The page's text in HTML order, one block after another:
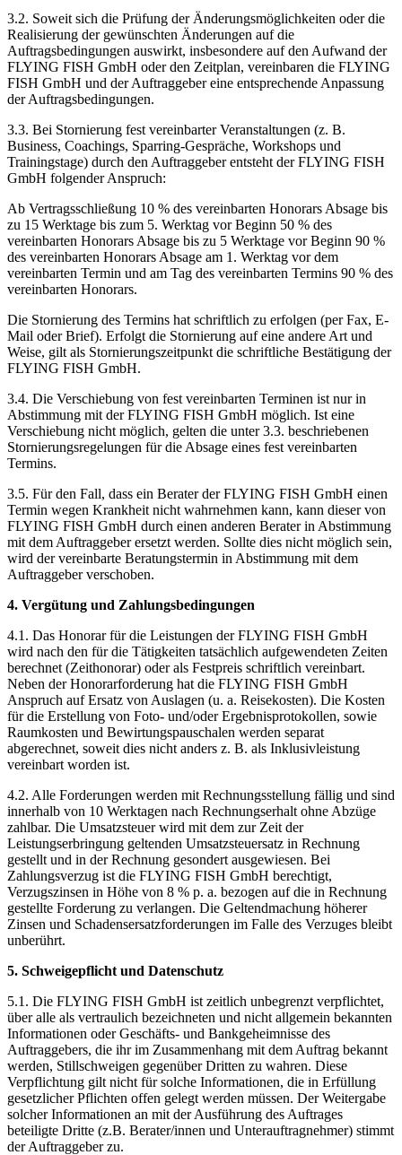
3.2. Soweit sich die Prüfung der Änderungsmöglichkeiten oder die
Realisierung der gewünschten Änderungen auf die
Auftragsbedingungen auswirkt, insbesondere auf den Aufwand der
FLYING FISH GmbH oder den Zeitplan, vereinbaren die FLYING
FISH GmbH und der Auftraggeber eine entsprechende Anpassung
der Auftragsbedingungen.
3.3. Bei Stornierung fest vereinbarter Veranstaltungen (z. B.
Business, Coachings, Sparring-Gespräche, Workshops und
Trainingstage) durch den Auftraggeber entsteht der FLYING FISH
GmbH folgender Anspruch:
Ab Vertragsschließung 10 % des vereinbarten Honorars Absage bis
zu 15 Werktage bis zum 5. Werktag vor Beginn 50 % des
vereinbarten Honorars Absage bis zu 5 Werktage vor Beginn 90 %
des vereinbarten Honorars Absage am 1. Werktag vor dem
vereinbarten Termin und am Tag des vereinbarten Termins 90 % des
vereinbarten Honorars.
Die Stornierung des Termins hat schriftlich zu erfolgen (per Fax, E-
Mail oder Brief). Erfolgt die Stornierung auf eine andere Art und
Weise, gilt als Stornierungszeitpunkt die schriftliche Bestätigung der
FLYING FISH GmbH.
3.4. Die Verschiebung von fest vereinbarten Terminen ist nur in
Abstimmung mit der FLYING FISH GmbH möglich. Ist eine
Verschiebung nicht möglich, gelten die unter 3.3. beschriebenen
Stornierungsregelungen für die Absage eines fest vereinbarten
Termins.
3.5. Für den Fall, dass ein Berater der FLYING FISH GmbH einen
Termin wegen Krankheit nicht wahrnehmen kann, kann dieser von
FLYING FISH GmbH durch einen anderen Berater in Abstimmung
mit dem Auftraggeber ersetzt werden. Sollte dies nicht möglich sein,
wird der vereinbarte Beratungstermin in Abstimmung mit dem
Auftraggeber verschoben.
4. Vergütung und Zahlungsbedingungen
4.1. Das Honorar für die Leistungen der FLYING FISH GmbH
wird nach den für die Tätigkeiten tatsächlich aufgewendeten Zeiten
berechnet (Zeithonorar) oder als Festpreis schriftlich vereinbart.
Neben der Honorarforderung hat die FLYING FISH GmbH
Anspruch auf Ersatz von Auslagen (u. a. Reisekosten). Die Kosten
für die Erstellung von Foto- und/oder Ergebnisprotokollen, sowie
Raumkosten und Bewirtungspauschalen werden separat
abgerechnet, soweit dies nicht anders z. B. als Inklusivleistung
vereinbart worden ist.
4.2. Alle Forderungen werden mit Rechnungsstellung fällig und sind
innerhalb von 10 Werktagen nach Rechnungserhalt ohne Abzüge
zahlbar. Die Umsatzsteuer wird mit dem zur Zeit der
Leistungserbringung geltenden Umsatzsteuersatz in Rechnung
gestellt und in der Rechnung gesondert ausgewiesen. Bei
Zahlungsverzug ist die FLYING FISH GmbH berechtigt,
Verzugszinsen in Höhe von 8 % p. a. bezogen auf die in Rechnung
gestellte Forderung zu verlangen. Die Geltendmachung höherer
Zinsen und Schadensersatzforderungen im Falle des Verzuges bleibt
unberührt.
5. Schweigepflicht und Datenschutz
5.1. Die FLYING FISH GmbH ist zeitlich unbegrenzt verpflichtet,
über alle als vertraulich bezeichneten und nicht allgemein bekannten
Informationen oder Geschäfts- und Bankgeheimnisse des
Auftraggebers, die ihr im Zusammenhang mit dem Auftrag bekannt
werden, Stillschweigen gegenüber Dritten zu wahren. Diese
Verpflichtung gilt nicht für solche Informationen, die in Erfüllung
gesetzlicher Pflichten offen gelegt werden müssen. Der Weitergabe
solcher Informationen an mit der Ausführung des Auftrages
beteiligte Dritte (z.B. Berater/innen und Unterauftragnehmer) stimmt
der Auftraggeber zu.